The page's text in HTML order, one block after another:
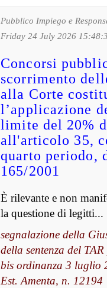
Pubblico Impiego e
Friday 24 July 2026
Concorsi
scorrimento
alla Corte
l’applicazione
limite del 20%
all'articolo 35,
quarto periodo,
165/2001
È rilevante e non
la questione di legitti...
segnalazione della
della sentenza del
bis ordinanza 3 luglio
Est. Amenta, n. 12194